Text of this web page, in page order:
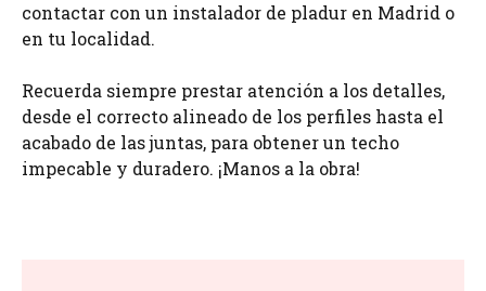
contactar con un instalador de pladur en Madrid o
en tu localidad.
Recuerda siempre prestar atención a los detalles,
desde el correcto alineado de los perfiles hasta el
acabado de las juntas, para obtener un techo
impecable y duradero. ¡Manos a la obra!